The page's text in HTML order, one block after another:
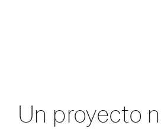
Un proyecto